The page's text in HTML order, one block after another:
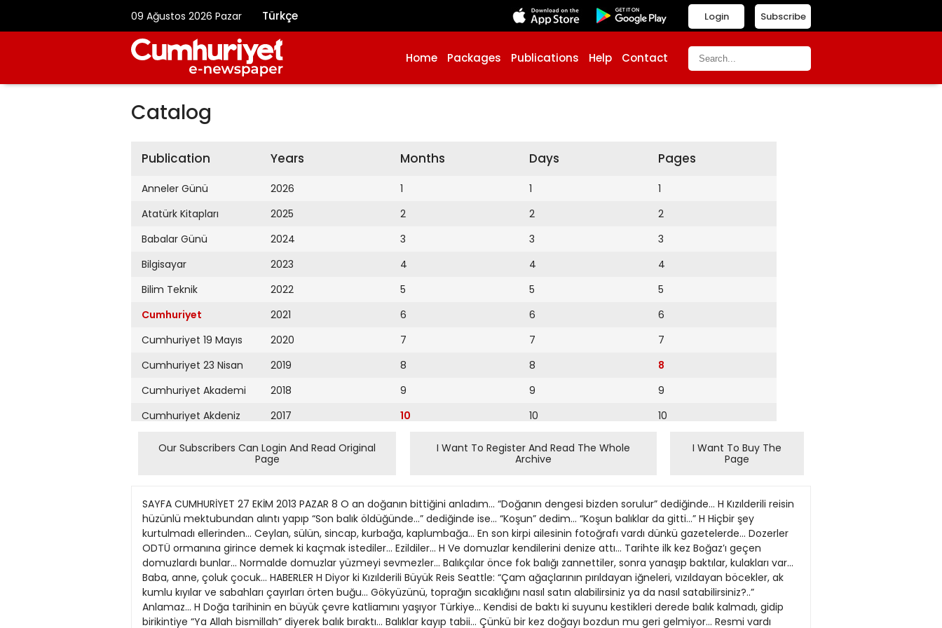
09 Ağustos 2026 Pazar Türkçe Subscribe
Login
Home Packages Publications Help Contact
Catalog
Publication
Anneler Günü
Atatürk Kitapları
Babalar Günü
Bilgisayar
Bilim Teknik
Cumhuriyet
Cumhuriyet 19 Mayıs
Cumhuriyet 23 Nisan
Cumhuriyet Akademi
Cumhuriyet Akdeniz
Cumhuriyet Alışveriş
Cumhuriyet Ankara
Cumhuriyet Büyük
Taaruz
Cumhuriyet
Cumartesi
Cumhuriyet Çevre
Years
2026
2025
2024
2023
2022
2021
2020
2019
2018
2017
2016
2015
2013
2012
2011
2010
2009
Months
1
2
3
4
5
6
7
8
9
10
Days
1
2
3
4
5
6
7
8
9
10
11
12
14
15
16
17
18
Pages
1
2
3
4
5
6
7
8
9
10
14
15
16
17
18
Our Subscribers Can Login And Read Original
Page
I Want To Register And Read The Whole
Archive
I Want To Buy The
Page
SAYFA CUMHURİYET 27 EKİM 2013 PAZAR 8 O an doğanın bittiğini anladım... “Doğanın dengesi bizden sorulur” dediğinde... H Kızılderili reisin
hüzünlü mektubundan alıntı yapıp “Son balık öldüğünde...” dediğinde ise... “Koşun” dedim... “Koşun balıklar da gitti...” H Hiçbir şey
kurtulmadı ellerinden... Ceylan, sülün, sincap, kurbağa, kaplumbağa... En son kirpi ailesinin fotoğrafı vardı dünkü gazetelerde... Dozerler
ODTÜ ormanına girince demek ki kaçmak istediler... Ezildiler... H Ve domuzlar kendilerini denize attı... Tarihte ilk kez Boğaz’ı geçen
domuzlardı bunlar... Normalde domuzlar yüzmeyi sevmezler... Balıkçılar önce fok balığı zannettiler, sonra yanaşıp baktılar, kulakları var...
Baba, anne, çoluk çocuk... HABERLER H Diyor ki Kızılderili Büyük Reis Seattle: “Çam ağaçlarının pırıldayan iğneleri, vızıldayan böcekler, ak
kumlu kıyılar ve sabahları çayırları örten buğu... Gökyüzünü, toprağın sıcaklığını nasıl satın alabilirsiniz ya da nasıl satabilirsiniz?..”
Anlamaz... H Doğa tarihinin en büyük çevre katliamını yaşıyor Türkiye... Kendisi de baktı ki suyunu kestikleri derede balık kalmadı, gidip
birikintiye “Ya Allah bismillah” diyerek balık bıraktı... Balıklar kayıp tabii... Çünkü bir kez doğayı bozdun mu geri gelmiyor... Resmi vardı